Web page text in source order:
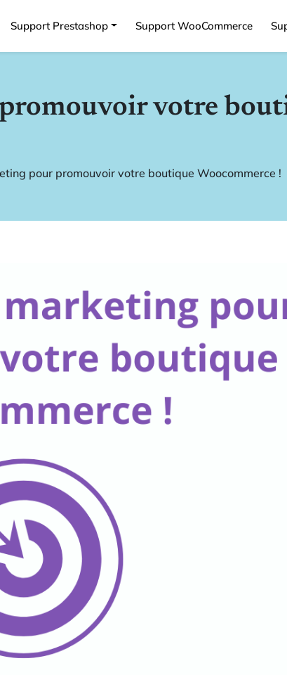
Support Prestashop Support WooCommerce
votre
pour promouvoir votre boutique Woocommerce !